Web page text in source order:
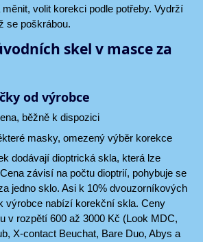
volit korekci podle potřeby. Vydrží
se poškrábou.
skel v masce za
od výrobce
běžně k dispozici
masky, omezený výběr korekce
dodávají dioptrická skla, která lze
závisí na počtu dioptrií, pohybuje se
jedno sklo. Asi k 10% dvouzorníkových
výrobce nabízí korekční skla. Ceny
v rozpětí 600 až 3000 Kč (Look MDC,
X-contact Beuchat, Bare Duo, Abys a